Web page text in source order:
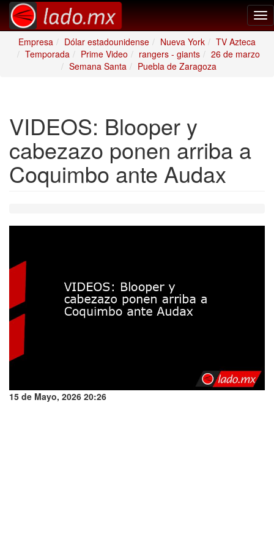
Empresa
Dólar estadounidense Nueva York
TV Azteca
Temporada
Prime Video rangers - giants
26 de marzo
Semana Santa
Puebla de Zaragoza
VIDEOS: Blooper y
cabezazo ponen arriba a
Coquimbo ante Audax
15 de Mayo, 2026 20:26